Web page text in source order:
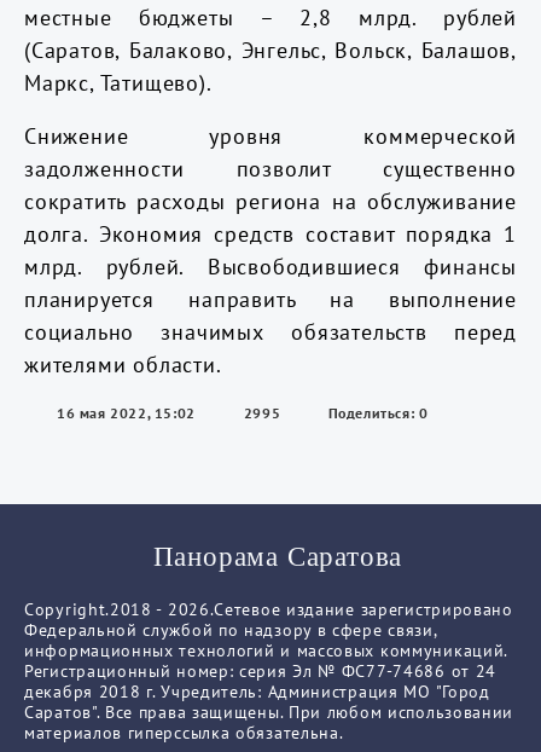
местные бюджеты – 2,8 млрд. рублей
(Саратов, Балаково, Энгельс, Вольск, Балашов,
Маркс, Татищево).
Снижение уровня коммерческой
задолженности позволит существенно
сократить расходы региона на обслуживание
долга. Экономия средств составит порядка 1
млрд. рублей. Высвободившиеся финансы
планируется направить на выполнение
социально значимых обязательств перед
жителями области.
16 мая 2022, 15:02 2995 Поделиться: 0
Панорама Саратова
Copyright.2018 - 2026.Сетевое издание зарегистрировано
Федеральной службой по надзору в сфере связи,
информационных технологий и массовых коммуникаций.
Регистрационный номер: серия Эл № ФС77-74686 от 24
декабря 2018 г. Учредитель: Администрация МО "Город
Саратов". Все права защищены. При любом использовании
материалов гиперссылка обязательна.